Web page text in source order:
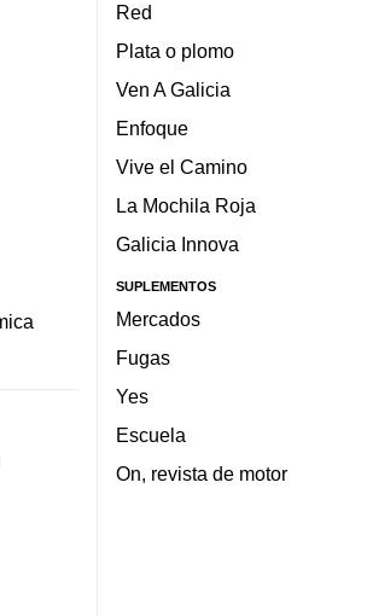
Red
Plata o plomo
Ven A Galicia
Enfoque
Vive el Camino
La Mochila Roja
Galicia Innova
SUPLEMENTOS
Mercados
Fugas
Yes
Escuela
On, revista de motor